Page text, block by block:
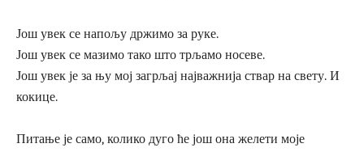
Још увек се напољу држимо за руке.
Још увек се мазимо тако што трљамо носеве.
Још увек је за њу мој загрљај најважнија ствар на свету. И
кокице.
Питање је само, колико дуго ће још она желети моје